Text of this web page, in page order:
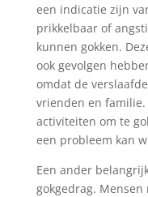
een indicatie zijn
prikkelbaar of
kunnen gokken.
ook gevolgen
omdat de
vrienden en
activiteiten om te
een probleem kan
Een ander
gokgedrag.